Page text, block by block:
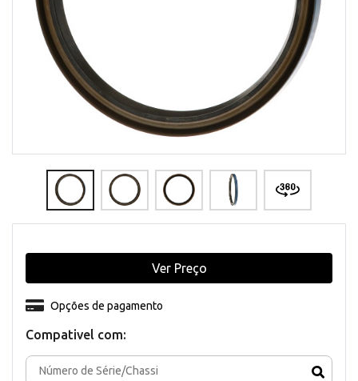
Compativel com:
Opções de pagamento
Ver Preço